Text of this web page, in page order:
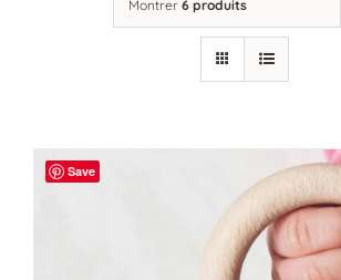
Montrer 6 produits
Save